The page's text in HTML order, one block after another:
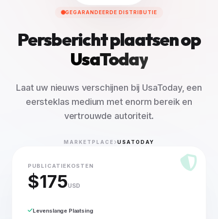
GEGARANDEERDE DISTRIBUTIE
Persbericht plaatsen op
UsaToday
Laat uw nieuws verschijnen bij UsaToday, een
eersteklas medium met enorm bereik en
vertrouwde autoriteit.
MARKETPLACE USATODAY
PUBLICATIEKOSTEN
$175USD
Levenslange Plaatsing